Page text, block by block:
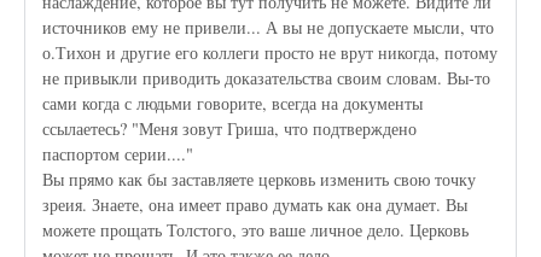
источников ему не привели... А вы не допускаете мысли, что
о.Тихон и другие его коллеги просто не врут никогда, потому
не привыкли приводить доказательства своим словам. Вы-то
сами когда с людьми говорите, всегда на документы
ссылаетесь? "Меня зовут Гриша, что подтверждено
паспортом серии...."
Вы прямо как бы заставляете церковь изменить свою точку
зреия. Знаете, она имеет право думать как она думает. Вы
можете прощать Толстого, это ваше личное дело. Церковь